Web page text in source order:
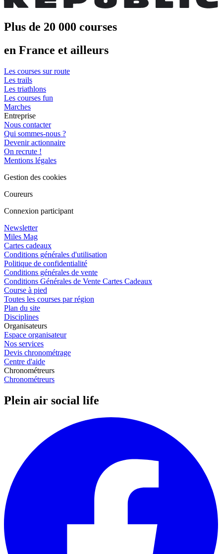
Plus de 20 000 courses
en France et ailleurs
Les courses sur route
Les trails
Les triathlons
Les courses fun
Marches
Entreprise
Nous contacter
Qui sommes-nous ?
Devenir actionnaire
On recrute !
Mentions légales
Gestion des cookies
Coureurs
Connexion participant
Newsletter
Miles Mag
Cartes cadeaux
Conditions générales d'utilisation
Politique de confidentialité
Conditions générales de vente
Conditions Générales de Vente Cartes Cadeaux
Course à pied
Toutes les courses par région
Plan du site
Disciplines
Organisateurs
Espace organisateur
Nos services
Devis chronométrage
Centre d'aide
Chronométreurs
Chronométreurs
Plein air social life